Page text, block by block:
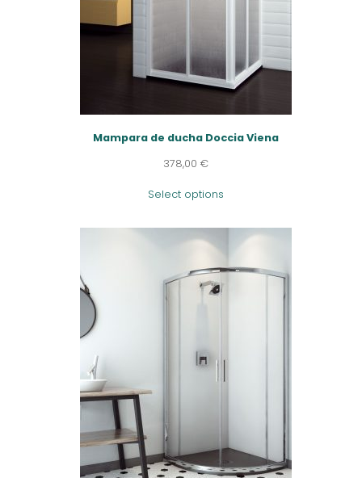
Mampara de ducha Doccia Viena
378,00€
Select options